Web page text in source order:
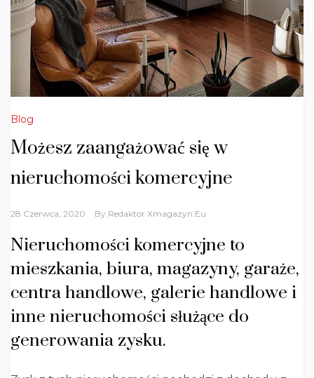
Blog
Możesz zaangażować się w
nieruchomości komercyjne
28 Czerwca, 2020 By Redaktor Xmagazyn.eu
Nieruchomości komercyjne to
mieszkania, biura, magazyny, garaże,
centra handlowe, galerie handlowe i
inne nieruchomości służące do
generowania zysku.